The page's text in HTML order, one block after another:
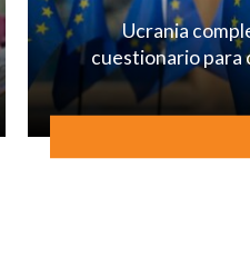
Ucrania
cuestionario para